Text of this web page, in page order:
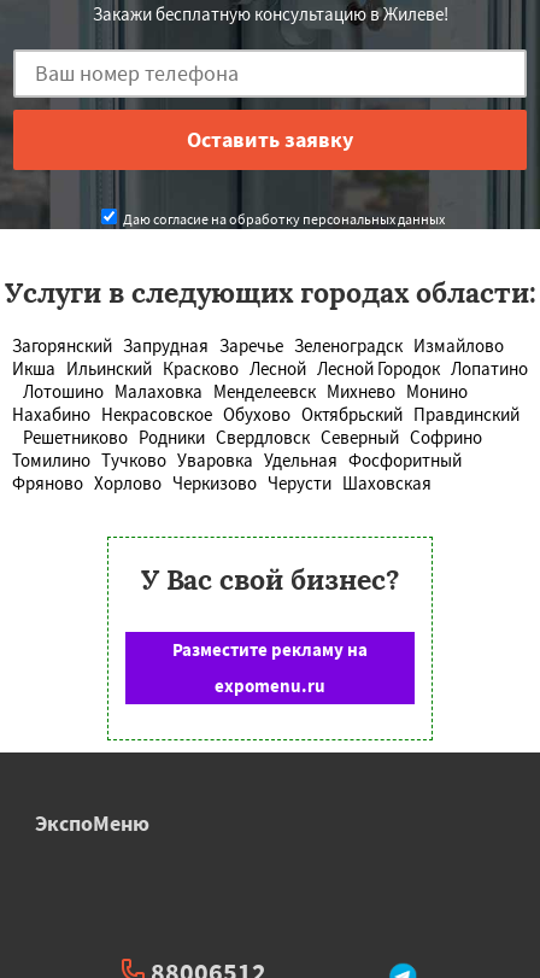
Закажи бесплатную консультацию в Жилеве!
Даю согласие на обработку персональных данных
Услуги в следующих городах области:
Загорянский Запрудная Заречье Зеленоградск Измайлово
Икша Ильинский Красково Лесной Лесной Городок Лопатино
Лотошино Малаховка Менделеевск Михнево Монино
Нахабино Некрасовское Обухово Октябрьский Правдинский
Решетниково Родники Свердловск Северный Софрино
Томилино Тучково Уваровка Удельная Фосфоритный
Фряново Хорлово Черкизово Черусти Шаховская
У Вас свой бизнес?
Разместите рекламу на
expomenu.ru
ЭкспоМеню